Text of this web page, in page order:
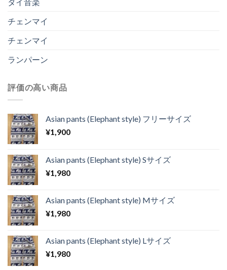
チェンマイ
チェンマイ
ランパーン
評価の高い商品
Asian pants (Elephant style) フリーサイズ
¥1,900
Asian pants (Elephant style) Sサイズ
¥1,980
Asian pants (Elephant style) Mサイズ
¥1,980
Asian pants (Elephant style) Lサイズ
¥1,980